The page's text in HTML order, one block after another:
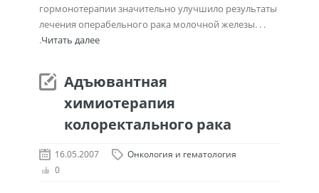
гормонотерапии значительно улучшило результаты
лечения операбельного рака молочной железы. . .
.Читать далее
Адъювантная
химиотерапия
колоректального рака
16.05.2007
Онкология и гематология
0